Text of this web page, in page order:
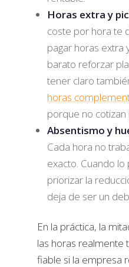
Horas extra y
coste por hora te
pagar horas extra
barato reforzar
tener claro
horas
porque no cotizan
Absentismo y
Cada hora no
exacto. Cuando
priorizar la
deja de ser un
En la práctica, la
las horas
fiable si la empresa